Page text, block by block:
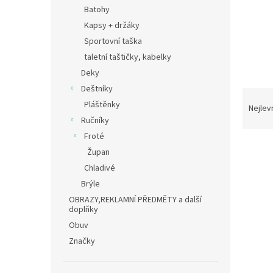
Batohy
Kapsy + držáky
Sportovní taška
taletní taštičky, kabelky
Deky
Deštníky
Pláštěnky
Ručníky
Froté
Župan
Chladivé
Brýle
OBRAZY,REKLAMNÍ PŘEDMĚTY a další
doplňky
Obuv
Značky